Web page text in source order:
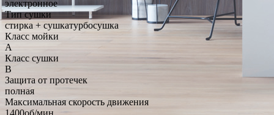
электронное
Тип сушки
стирка + сушкатурбосушка
Класс мойки
A
Класс сушки
B
Защита от протечек
полная
Максимальная скорость движения
1400об/мин